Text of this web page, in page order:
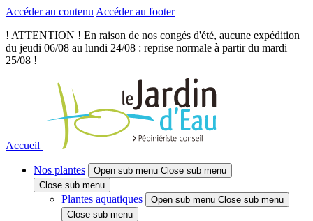
Accéder au contenu Accéder au footer
! ATTENTION ! En raison de nos congés d'été, aucune expédition
du jeudi 06/08 au lundi 24/08 : reprise normale à partir du mardi
25/08 !
Accueil
Nos plantes Open sub menu Close sub menu
Close sub menu
Plantes aquatiques Open sub menu Close sub menu
Close sub menu